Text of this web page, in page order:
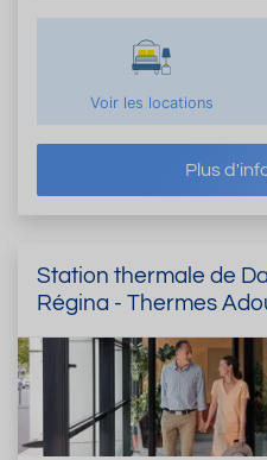
Voir les locations
Plus
Station thermale de
Régina - Thermes